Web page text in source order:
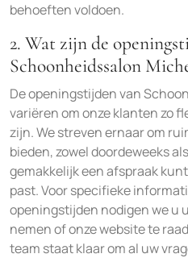
behoeften voldoen.
2. Wat zijn de
Schoonheidssalon
De openingstijden van
variëren om onze klanten zo
zijn. We streven ernaar om
bieden, zowel doordeweeks
gemakkelijk een afspraak
past. Voor specifieke
openingstijden nodigen we u
nemen of onze website te
team staat klaar om al uw